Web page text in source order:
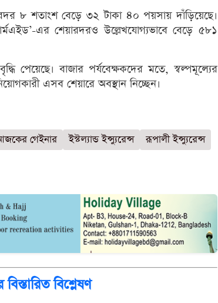
৮ শতাংশ বেড়ে ৩২ টাকা ৪০ পয়সায় দাঁড়িয়েছে।
এর শেয়ারদরও উল্লেখযোগ্যভাবে বেড়ে ৫৮১
পেয়েছে। বাজার পর্যবেক্ষকদের মতে, স্বল্পমূল্যের
এসব শেয়ারে অবস্থান নিচ্ছেন।
গেইনার ইস্টল্যান্ড ইন্স্যুরেন্স
রূপালী ইন্স্যুরেন্স
বিশ্লেষণ